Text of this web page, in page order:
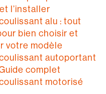
l’installer
alu : tout
bien choisir et
votre modèle
autoportant
complet
motorisé